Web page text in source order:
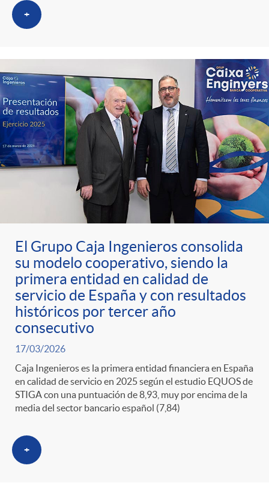
o
C
a
t
e
g
o
r
i
a
s
d
o
s
+
El Grupo Caja Ingenieros consolida
su modelo cooperativo, siendo la
primera entidad en calidad de
servicio de España y con resultados
históricos por tercer año
consecutivo
17/03/2026
Caja Ingenieros es la primera entidad financiera en España
en calidad de servicio en 2025 según el estudio EQUOS de
STIGA con una puntuación de 8,93, muy por encima de la
media del sector bancario español (7,84)
+